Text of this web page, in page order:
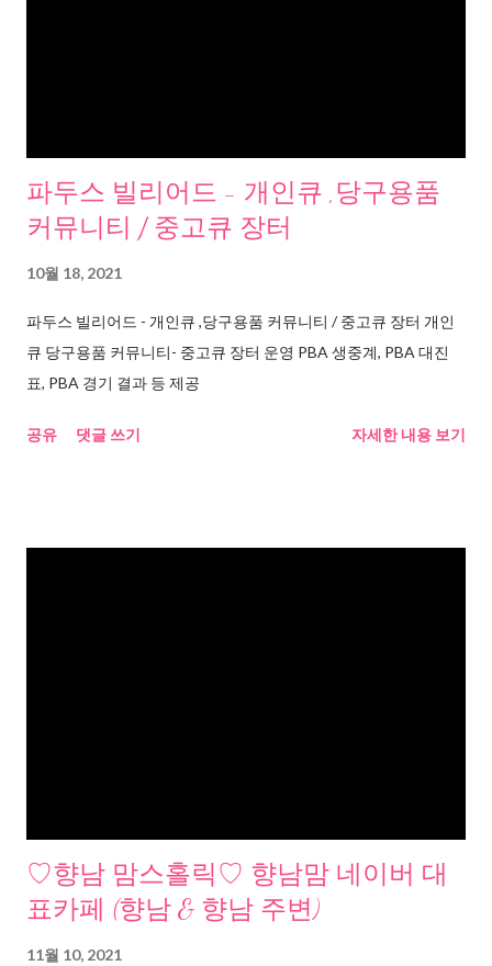
파두스 빌리어드 - 개인큐 ,당구용품
커뮤니티 / 중고큐 장터
10월 18, 2021
파두스 빌리어드 - 개인큐 ,당구용품 커뮤니티 / 중고큐 장터 개인
큐 당구용품 커뮤니티- 중고큐 장터 운영 PBA 생중계, PBA 대진
표, PBA 경기 결과 등 제공
공유 댓글 쓰기 자세한 내용 보기
♡향남 맘스홀릭♡ 향남맘 네이버 대
표카페 (향남 & 향남 주변)
11월 10, 2021